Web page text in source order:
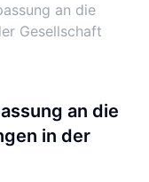
an die
Gesellschaft
an die
in der